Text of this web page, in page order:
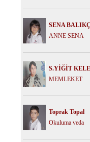
SENA
ANNE SENA
S.YİĞİT
MEMLEKET
Toprak Topal
Okuluma veda